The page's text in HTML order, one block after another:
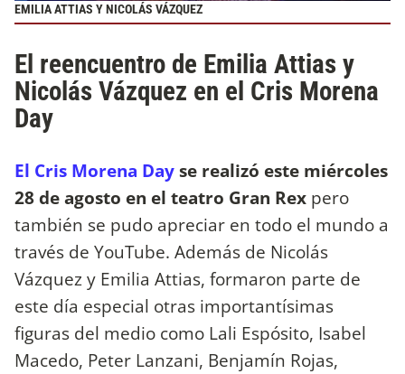
EMILIA ATTIAS Y NICOLÁS VÁZQUEZ
El reencuentro de Emilia Attias y
Nicolás Vázquez en el Cris Morena
Day
El Cris Morena Dayse realizó este miércoles
28 de agosto en el teatro Gran Rex pero
también se pudo apreciar en todo el mundo a
través de YouTube. Además de Nicolás
Vázquez y Emilia Attias, formaron parte de
este día especial otras importantísimas
figuras del medio como Lali Espósito, Isabel
Macedo, Peter Lanzani, Benjamín Rojas,